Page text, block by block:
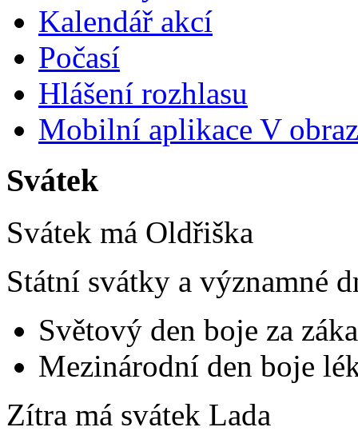
Kalendář akcí
Počasí
Hlášení rozhlasu
Mobilní aplikace V
Svátek
Svátek má Oldřiška
Státní svátky a významné
Světový den boje za
Mezinárodní den boje
Zítra má svátek Lada